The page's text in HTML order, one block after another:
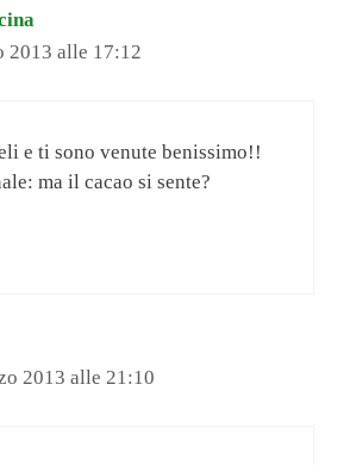
2013 alle 17:12
e ti sono venute benissimo!!
ma il cacao si sente?
2013 alle 21:10